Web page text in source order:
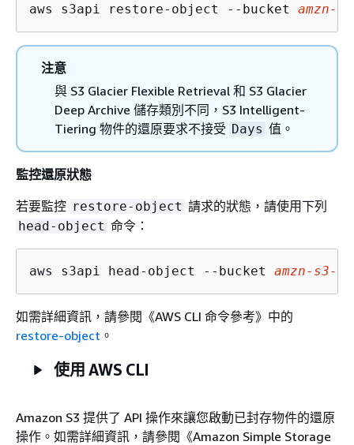
aws s3api restore-object --bucket amzn-
注意
與 S3 Glacier Flexible Retrieval 和 S3 Glacier
Deep Archive 儲存類別不同，S3 Intelligent-
Tiering 物件的還原要求不接受 Days 值。
監控還原狀態
若要監控 restore-object 請求的狀態，請使用下列
head-object 命令：
aws s3api head-object --bucket amzn-s3-
如需詳細資訊，請參閱《AWS CLI 命令參考》 中的
restore-object 。
使用 AWS CLI
Amazon S3 提供了 API 操作來讓您啟動已封存物件的還原
操作。如需詳細資訊，請參閱《Amazon Simple Storage